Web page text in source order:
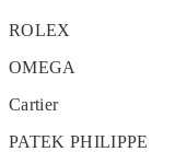
ROLEX
OMEGA
Cartier
PATEK PHILIPPE